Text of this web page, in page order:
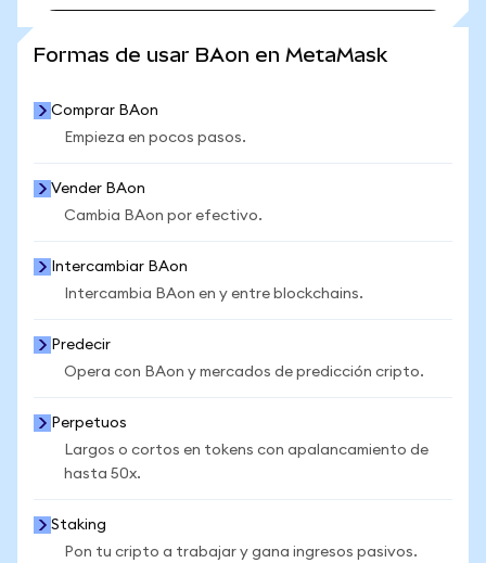
Formas de usar BAon en MetaMask
Comprar BAon
Empieza en pocos pasos.
Vender BAon
Cambia BAon por efectivo.
Intercambiar BAon
Intercambia BAon en y entre blockchains.
Predecir
Opera con BAon y mercados de predicción cripto.
Perpetuos
Largos o cortos en tokens con apalancamiento de
hasta 50x.
Staking
Pon tu cripto a trabajar y gana ingresos pasivos.